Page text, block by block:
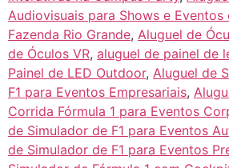
Audiovisuais para Shows e
Fazenda Rio Grande, Aluguel de
de Óculos VR, aluguel de painel de
Painel de LED Outdoor, Aluguel de
F1 para Eventos Empresariais,
Corrida Fórmula 1 para Eventos
de Simulador de F1 para Eventos
de Simulador de F1 para Eventos